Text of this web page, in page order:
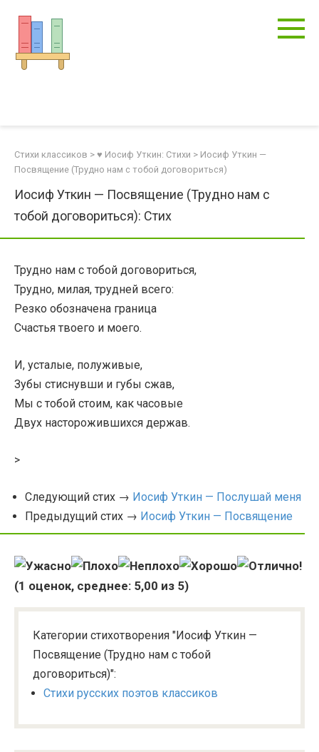
контенту
Стихи классиков > ♥ Иосиф Уткин: Стихи > Иосиф Уткин —
Посвящение (Трудно нам с тобой договориться)
Иосиф Уткин — Посвящение (Трудно нам с
тобой договориться): Стих
Трудно нам с тобой договориться,
Трудно, милая, трудней всего:
Резко обозначена граница
Счастья твоего и моего.
И, усталые, полуживые,
Зубы стиснувши и губы сжав,
Мы с тобой стоим, как часовые
Двух насторожившихся держав.
>
Следующий стих → Иосиф Уткин — Послушай меня
Предыдущий стих → Иосиф Уткин — Посвящение
(1 оценок, среднее: 5,00 из 5)
Категории стихотворения "Иосиф Уткин —
Посвящение (Трудно нам с тобой
договориться)":
Стихи русских поэтов классиков